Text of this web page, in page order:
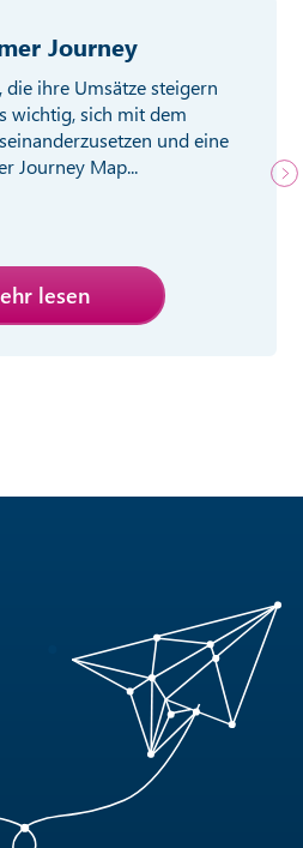
Journey
die ihre Umsätze steigern
wichtig, sich mit dem
und eine
Journey Map...
lesen